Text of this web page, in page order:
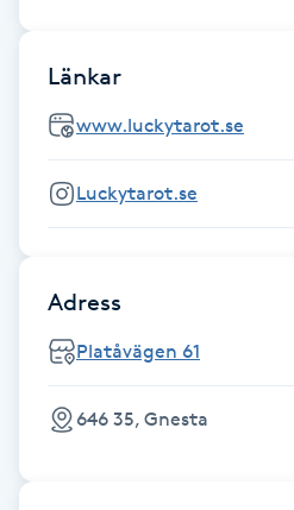
Keratinbehandling
Kinesiologi
Klippning
Klippning & Slingor
Klippning ungdom
Länkar
www.luckytarot.se
Luckytarot.se
Adress
Platåvägen 61
646 35, Gnesta